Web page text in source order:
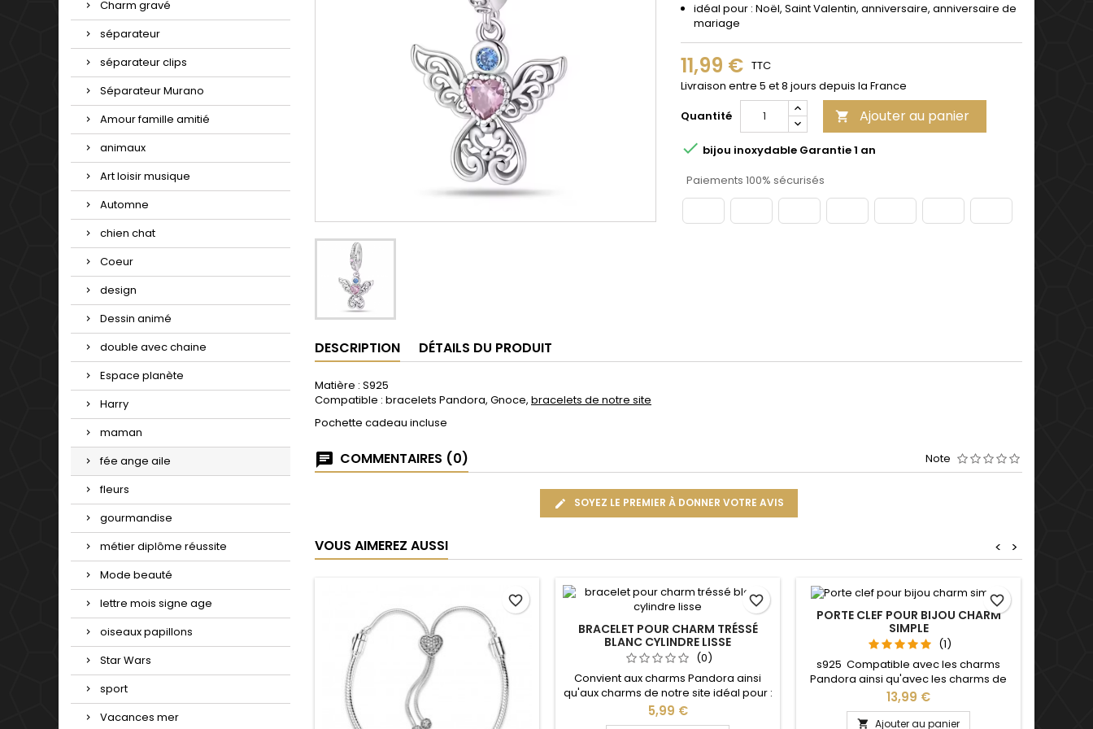
Charm gravé
séparateur
séparateur clips
Séparateur Murano
Amour famille amitié
animaux
Art loisir musique
Automne
chien chat
Coeur
design
Dessin animé
double avec chaine
Espace planète
Harry
maman
fée ange aile
fleurs
gourmandise
métier diplôme réussite
Mode beauté
lettre mois signe age
oiseaux papillons
Star Wars
sport
Vacances mer
idéal pour : Noël, Saint Valentin, anniversaire, anniversaire de
mariage
11,99 € TTC
Livraison entre 5 et 8 jours depuis la France
Quantité
 Ajouter au panier
 bijou inoxydable Garantie 1 an
Paiements 100% sécurisés
DESCRIPTION DÉTAILS DU PRODUIT
Matière : S925
Compatible : bracelets Pandora, Gnoce, bracelets de notre site
Pochette cadeau incluse
COMMENTAIRES (0) Note
SOYEZ LE PREMIER À DONNER VOTRE AVIS
VOUS AIMEREZ AUSSI >
<
favorite_border
BRACELET POUR CHARM TRÉSSÉ
BLANC CYLINDRE LISSE
(0)
Convient aux charms Pandora ainsi
qu'aux charms de notre site idéal pour :
Noël, Saint Valentin, anniversaire,
anniversaire de mariage Plusieurs
Prix
5,99 €
favorite_border
PORTE CLEF POUR BIJOU CHARM
SIMPLE
(1)
s925 Compatible avec les charms
Pandora ainsi qu'avec les charms de
notre site idéal pour : Noël, Saint
Valentin, anniversaire, anniversaire de
mariage L'ouverture pour les charms
Prix
13,99 €
 Ajouter au panier
favorite_border